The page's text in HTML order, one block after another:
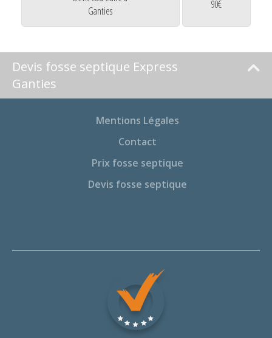
Ganties
90€
Devis fosse septique Express
Ganties
Mentions Légales
Contact
Prix fosse septique
Devis fosse septique